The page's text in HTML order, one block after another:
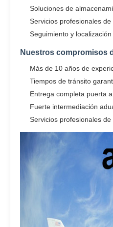
Soluciones de
Servicios profesionales
Seguimiento y
Nuestros compromisos
Más de 10 años de
Tiempos de tránsito
Entrega completa puerta
Fuerte intermediación
Servicios profesionales